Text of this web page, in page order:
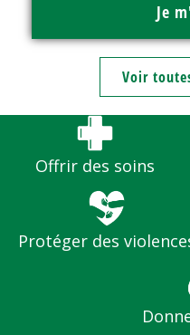
Je
Voir
Offrir des soins
Protéger des